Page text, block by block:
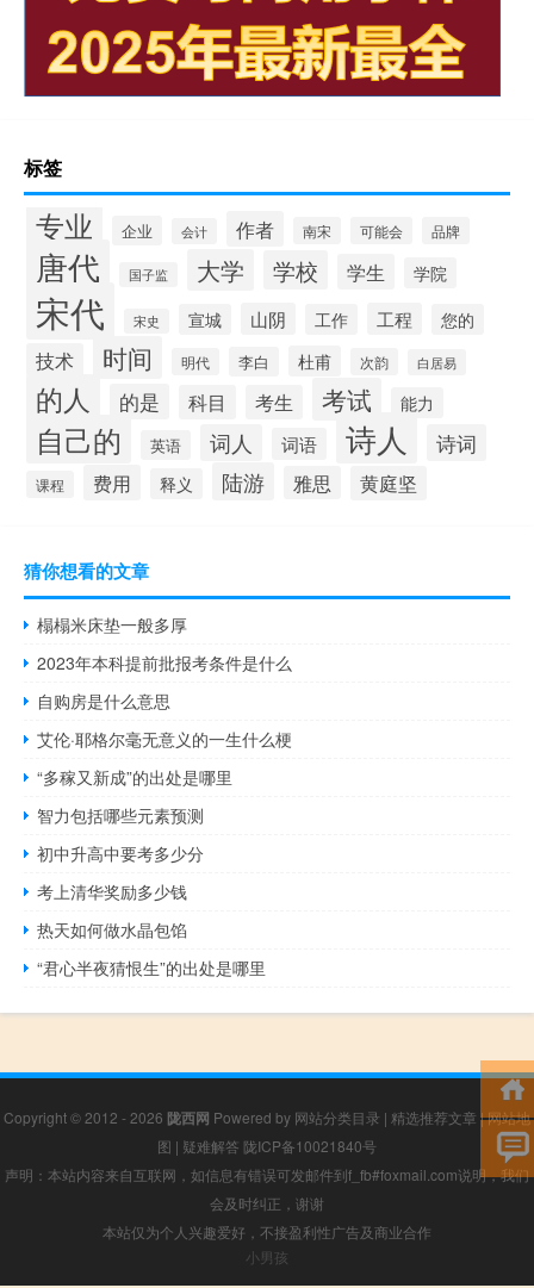
标签
专业 企业 会计 作者 南宋 可能会 品牌
唐代 国子监 大学 学校 学生 学院
宋代 宋史 宣城 山阴 工作 工程 您的
技术 时间 明代 李白 杜甫 次韵 白居易
的人 的是 科目 考生 考试 能力
自己的 英语 词人 词语 诗人 诗词
课程 费用 释义 陆游 雅思 黄庭坚
猜你想看的文章
榻榻米床垫一般多厚
2023年本科提前批报考条件是什么
自购房是什么意思
艾伦·耶格尔毫无意义的一生什么梗
“多稼又新成”的出处是哪里
智力包括哪些元素预测
初中升高中要考多少分
考上清华奖励多少钱
热天如何做水晶包馅
“君心半夜猜恨生”的出处是哪里
Copyright © 2012 - 2026 陇西网 Powered by 网站分类目录 | 精选推荐文章 |网站地
图 | 疑难解答 陇ICP备10021840号
声明：本站内容来自互联网，如信息有错误可发邮件到f_fb#foxmail.com说明，我们
会及时纠正，谢谢
本站仅为个人兴趣爱好，不接盈利性广告及商业合作
小男孩